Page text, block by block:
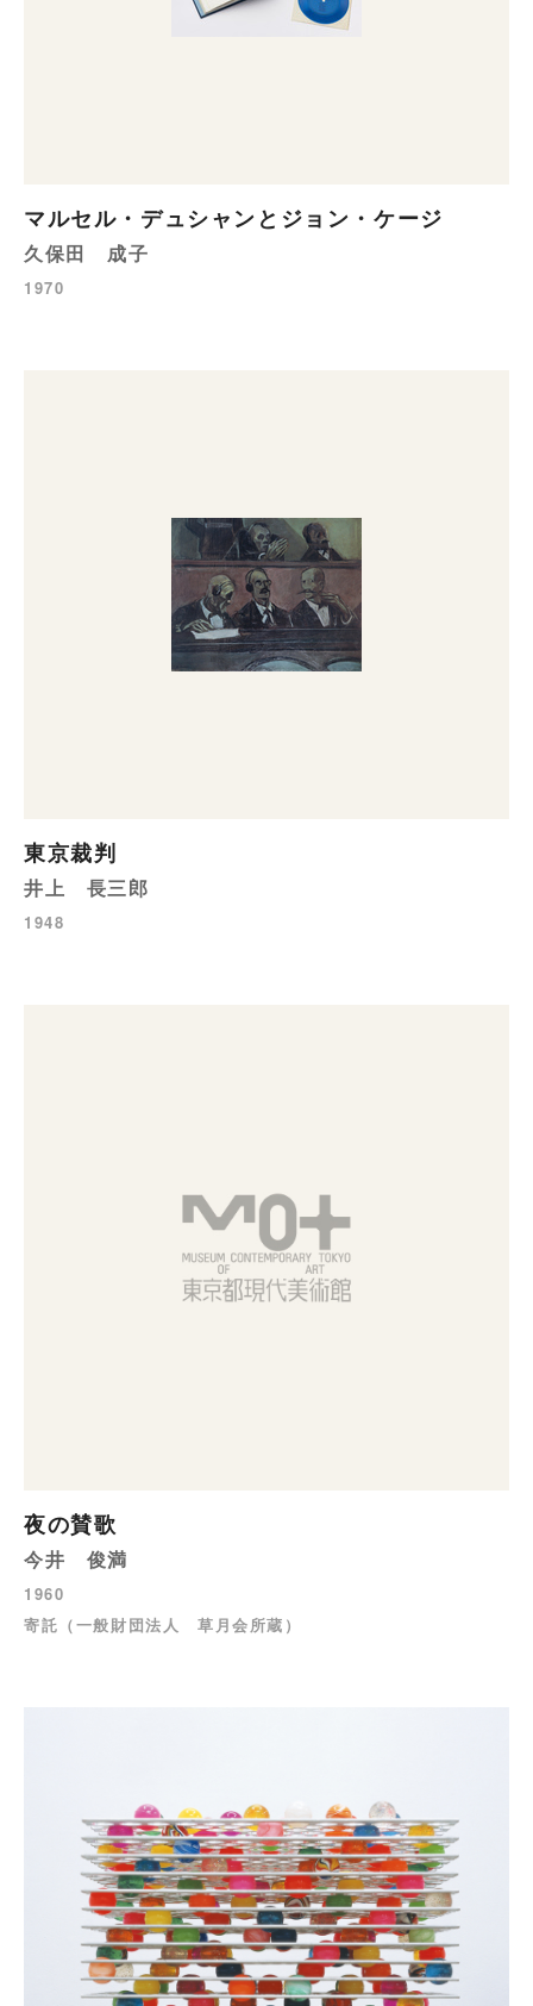
マルセル・デュシャンとジョン・ケージ
久保田 成子
1970
東京裁判
井上 長三郎
1948
夜の賛歌
今井 俊満
1960
寄託（一般財団法人 草月会所蔵）